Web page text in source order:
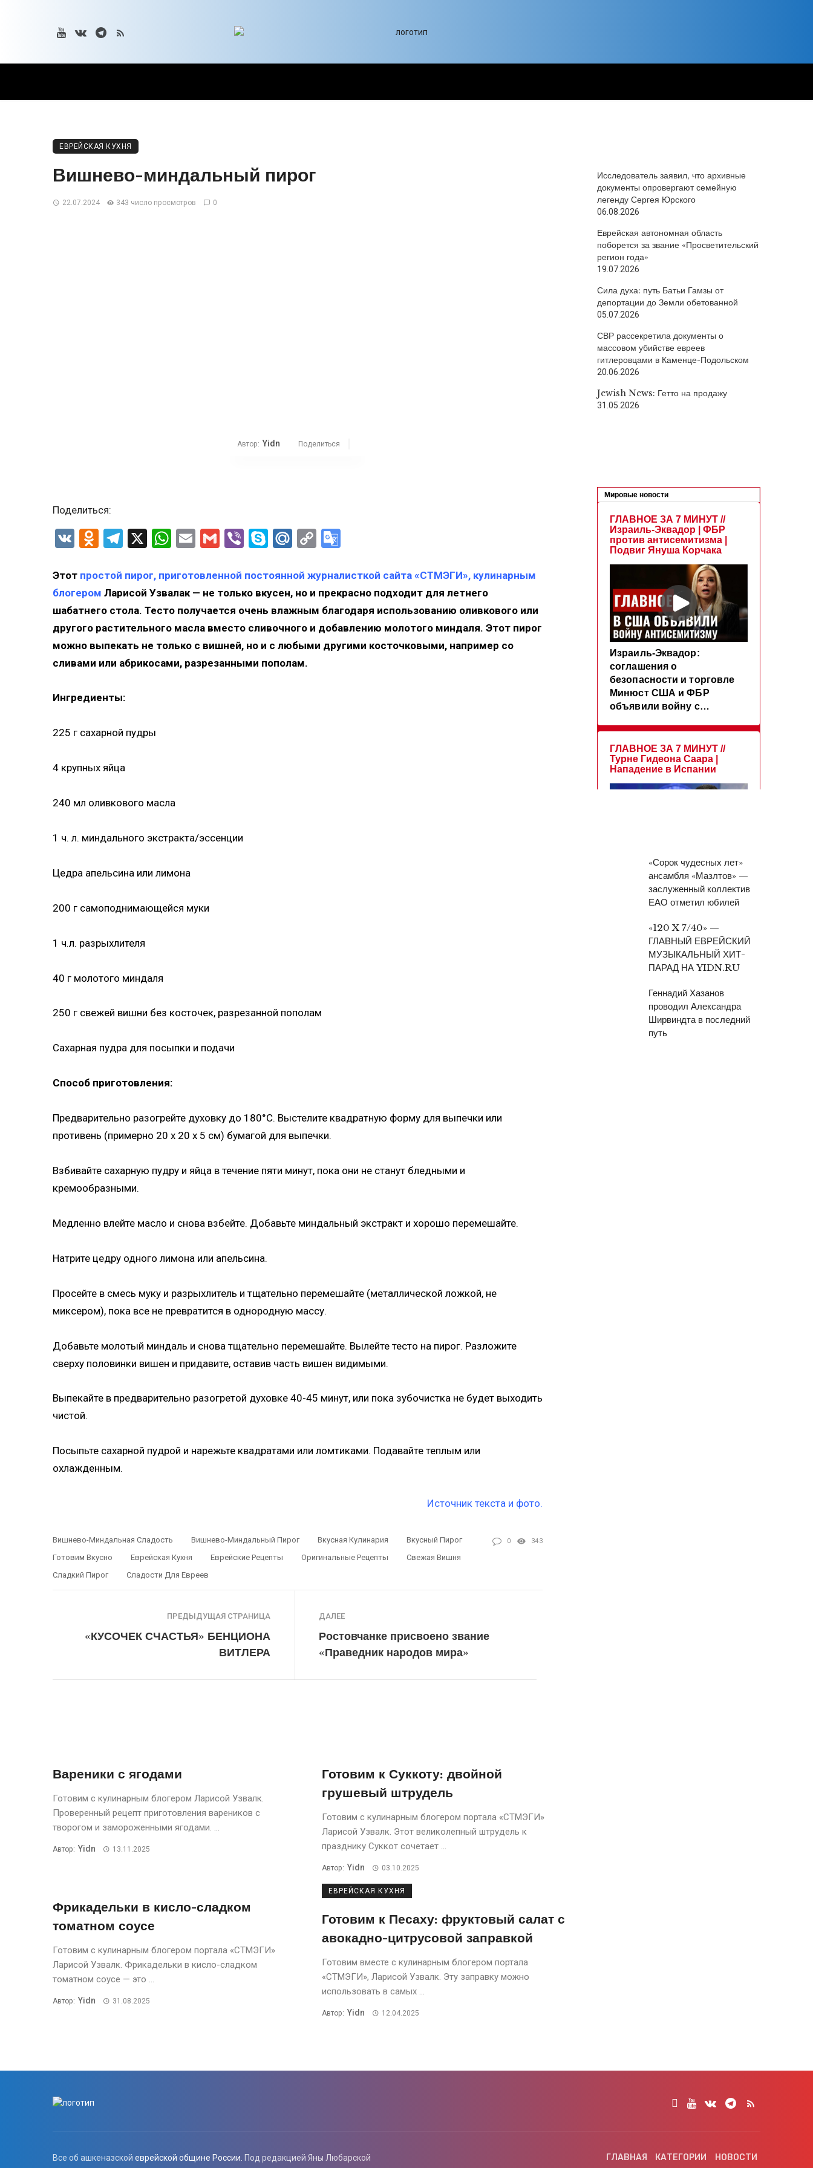
ЕВРЕЙСКАЯ КУХНЯ
Вишнево-миндальный пирог
22.07.2024 343 число просмотров 0
Автор: Yidn Поделиться
Поделиться:
VK Odnoklassniki
Telegram
X WhatsApp
EmailGmailViberSkypeMail.Ru
Copy
Этот простой пирог, приготовленной постоянной журналисткой сайта «СТМЭГИ», кулинарным
блогером Ларисой Узвалак — не только вкусен, но и прекрасно подходит для летнего
шабатнего стола. Тесто получается очень влажным благодаря использованию оливкового или
другого растительного масла вместо сливочного и добавлению молотого миндаля. Этот пирог
можно выпекать не только с вишней, но и с любыми другими косточковыми, например со
сливами или абрикосами, разрезанными пополам.
Ингредиенты:
225 г сахарной пудры
4 крупных яйца
240 мл оливкового масла
1 ч. л. миндального экстракта/эссенции
Цедра апельсина или лимона
200 г самоподнимающейся муки
1 ч.л. разрыхлителя
40 г молотого миндаля
250 г свежей вишни без косточек, разрезанной пополам
Сахарная пудра для посыпки и подачи
Способ приготовления:
Предварительно разогрейте духовку до 180°C. Выстелите квадратную форму для выпечки или
противень (примерно 20 x 20 x 5 см) бумагой для выпечки.
Взбивайте сахарную пудру и яйца в течение пяти минут, пока они не станут бледными и
кремообразными.
Медленно влейте масло и снова взбейте. Добавьте миндальный экстракт и хорошо перемешайте.
Натрите цедру одного лимона или апельсина.
Просейте в смесь муку и разрыхлитель и тщательно перемешайте (металлической ложкой, не
миксером), пока все не превратится в однородную массу.
Добавьте молотый миндаль и снова тщательно перемешайте. Вылейте тесто на пирог. Разложите
сверху половинки вишен и придавите, оставив часть вишен видимыми.
Выпекайте в предварительно разогретой духовке 40-45 минут, или пока зубочистка не будет выходить
чистой.
Посыпьте сахарной пудрой и нарежьте квадратами или ломтиками. Подавайте теплым или
охлажденным.
Источник текста и фото.
Вишнево-Миндальная Сладость Вишнево-Миндальный Пирог Вкусная Кулинария
Вкусный Пирог
Готовим Вкусно
Еврейская Кухня Еврейские Рецепты Оригинальные Рецепты
Свежая Вишня
Сладкий Пирог
Сладости Для Евреев
0 343
ПРЕДЫДУЩАЯ СТРАНИЦА
«КУСОЧЕК СЧАСТЬЯ» БЕНЦИОНА
ВИТЛЕРА
ДАЛЕЕ
Ростовчанке присвоено звание
«Праведник народов мира»
Вареники с ягодами
Готовим с кулинарным блогером Ларисой Узвалк.
Проверенный рецепт приготовления вареников с
творогом и замороженными ягодами. ...
Автор: Yidn 13.11.2025
Готовим к Суккоту: двойной
грушевый штрудель
Готовим с кулинарным блогером портала «СТМЭГИ»
Ларисой Узвалк. Этот великолепный штрудель к
празднику Суккот сочетает ...
Автор: Yidn 03.10.2025
Фрикадельки в кисло-сладком
томатном соусе
Готовим с кулинарным блогером портала «СТМЭГИ»
Ларисой Узвалк. Фрикадельки в кисло-сладком
томатном соусе — это ...
Автор: Yidn 31.08.2025
ЕВРЕЙСКАЯ КУХНЯ
Готовим к Песаху: фруктовый салат с
авокадно-цитрусовой заправкой
Готовим вместе с кулинарным блогером портала
«СТМЭГИ», Ларисой Узвалк. Эту заправку можно
использовать в самых ...
Автор: Yidn 12.04.2025
Исследователь заявил, что архивные
документы опровергают семейную
легенду Сергея Юрского
06.08.2026
Еврейская автономная область
поборется за звание «Просветительский
регион года»
19.07.2026
Сила духа: путь Батьи Гамзы от
депортации до Земли обетованной
05.07.2026
СВР рассекретила документы о
массовом убийстве евреев
гитлеровцами в Каменце-Подольском
20.06.2026
Jewish News: Гетто на продажу
31.05.2026
«Сорок чудесных лет»
ансамбля «Мазлтов» —
заслуженный коллектив
ЕАО отметил юбилей
«120 X 7/40» —
ГЛАВНЫЙ ЕВРЕЙСКИЙ
МУЗЫКАЛЬНЫЙ ХИТ-
ПАРАД НА YIDN.RU
Геннадий Хазанов
проводил Александра
Ширвиндта в последний
путь
Все об ашкеназской еврейской общине России. Под редакцией Яны Любарской ГЛАВНАЯ КАТЕГОРИИ НОВОСТИ